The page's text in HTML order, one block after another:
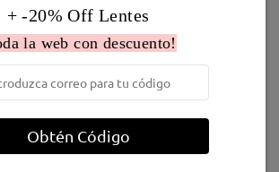
9,95 € YSL1718024M
+ -20% Off Lentes
la web con descuento!
Obtén Código